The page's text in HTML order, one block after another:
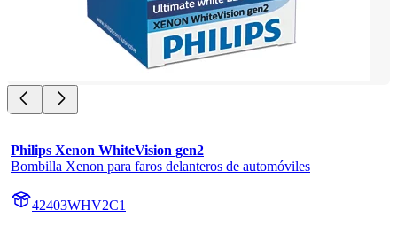
Philips Xenon WhiteVision gen2
Bombilla Xenon para faros delanteros de automóviles
42403WHV2C1